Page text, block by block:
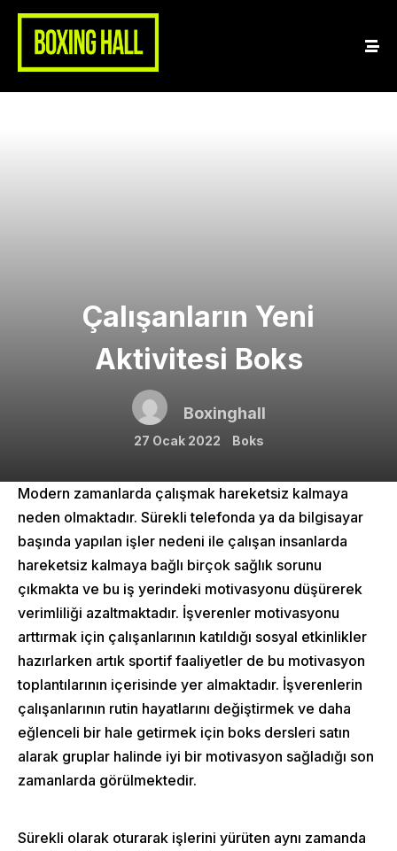
Çalışanların Yeni
Aktivitesi Boks
Boxinghall
27 Ocak 2022 Boks
Modern zamanlarda çalışmak hareketsiz kalmaya
neden olmaktadır. Sürekli telefonda ya da bilgisayar
başında yapılan işler nedeni ile çalışan insanlarda
hareketsiz kalmaya bağlı birçok sağlık sorunu
çıkmakta ve bu iş yerindeki motivasyonu düşürerek
verimliliği azaltmaktadır. İşverenler motivasyonu
arttırmak için çalışanlarının katıldığı sosyal etkinlikler
hazırlarken artık sportif faaliyetler de bu motivasyon
toplantılarının içerisinde yer almaktadır. İşverenlerin
çalışanlarının rutin hayatlarını değiştirmek ve daha
eğlenceli bir hale getirmek için boks dersleri satın
alarak gruplar halinde iyi bir motivasyon sağladığı son
zamanlarda görülmektedir.
Sürekli olarak oturarak işlerini yürüten aynı zamanda